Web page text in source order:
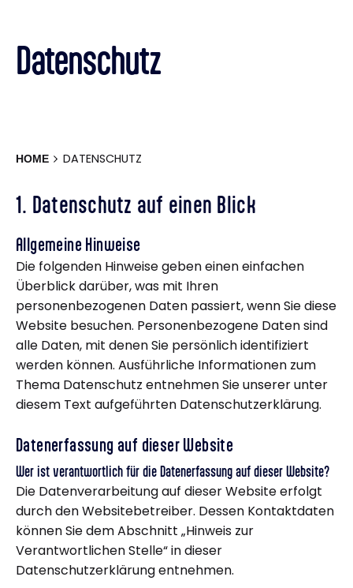
Datenschutz
HOME DATENSCHUTZ
1. Datenschutz auf einen Blick
Allgemeine Hinweise
Die folgenden Hinweise geben einen einfachen
Überblick darüber, was mit Ihren
personenbezogenen Daten passiert, wenn Sie diese
Website besuchen. Personenbezogene Daten sind
alle Daten, mit denen Sie persönlich identifiziert
werden können. Ausführliche Informationen zum
Thema Datenschutz entnehmen Sie unserer unter
diesem Text aufgeführten Datenschutzerklärung.
Datenerfassung auf dieser Website
Wer ist verantwortlich für die Datenerfassung auf dieser Website?
Die Datenverarbeitung auf dieser Website erfolgt
durch den Websitebetreiber. Dessen Kontaktdaten
können Sie dem Abschnitt „Hinweis zur
Verantwortlichen Stelle“ in dieser
Datenschutzerklärung entnehmen.